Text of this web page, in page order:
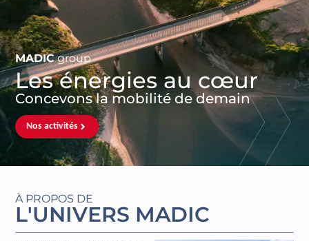
MADIC group
Les énergies au cœur
Concevons la mobilité de demain
Nos activités
À PROPOS DE
L'UNIVERS MADIC